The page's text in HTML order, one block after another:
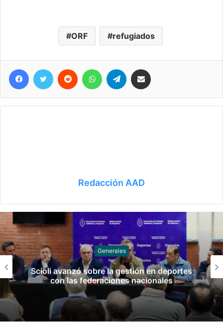
ORF refugiados
Facebook
Twitter Reddit WhatsAppTelegram
Redacción AAD
Pesas
Confirmado el equipo de pesistas para
Santa Fe 2026